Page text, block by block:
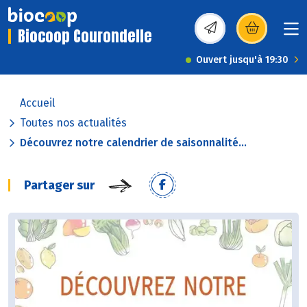
Biocoop Courondelle (s’ouvre dans une
Ouvert jusqu'à 19:30
Accueil
Toutes nos actualités
Découvrez notre calendrier de saisonnalité...
Partager sur